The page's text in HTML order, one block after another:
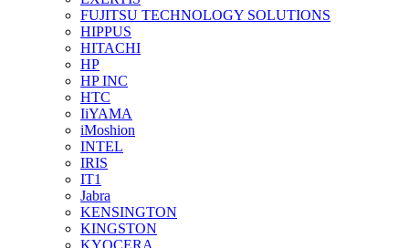
FUJITSU TECHNOLOGY SOLUTIONS
HIPPUS
HITACHI
HP
HP INC
HTC
IiYAMA
iMoshion
INTEL
IRIS
IT1
Jabra
KENSINGTON
KINGSTON
KYOCERA